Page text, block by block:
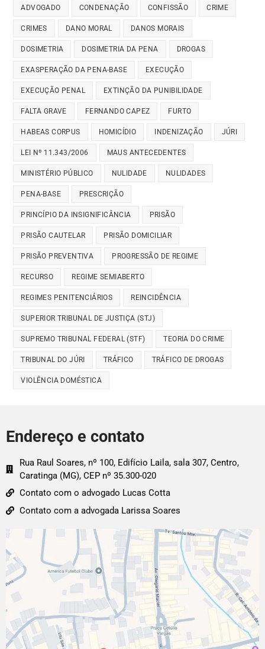
ADVOGADO CONDENAÇÃO CONFISSÃO CRIME
CRIMES DANO MORAL DANOS MORAIS
DOSIMETRIA DOSIMETRIA DA PENA DROGAS
EXASPERAÇÃO DA PENA-BASE EXECUÇÃO
EXECUÇÃO PENAL EXTINÇÃO DA PUNIBILIDADE
FALTA GRAVE FERNANDO CAPEZ FURTO
HABEAS CORPUS HOMICÍDIO INDENIZAÇÃO JÚRI
LEI Nº 11.343/2006 MAUS ANTECEDENTES
MINISTÉRIO PÚBLICO NULIDADE NULIDADES
PENA-BASE PRESCRIÇÃO
PRINCÍPIO DA INSIGNIFICÂNCIA PRISÃO
PRISÃO CAUTELAR PRISÃO DOMICILIAR
PRISÃO PREVENTIVA PROGRESSÃO DE REGIME
RECURSO REGIME SEMIABERTO
REGIMES PENITENCIÁRIOS REINCIDÊNCIA
SUPERIOR TRIBUNAL DE JUSTIÇA (STJ)
SUPREMO TRIBUNAL FEDERAL (STF) TEORIA DO CRIME
TRIBUNAL DO JÚRI TRÁFICO TRÁFICO DE DROGAS
VIOLÊNCIA DOMÉSTICA
Endereço e contato
Rua Raul Soares, nº 100, Edifício Laila, sala 307, Centro,
Caratinga (MG), CEP nº 35.300-020
Contato com o advogado Lucas Cotta
Contato com a advogada Larissa Soares